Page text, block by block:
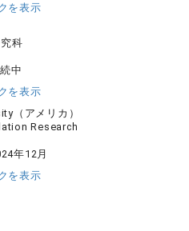
を表示
科
中
を表示
（アメリカ）
Research
年12月
を表示